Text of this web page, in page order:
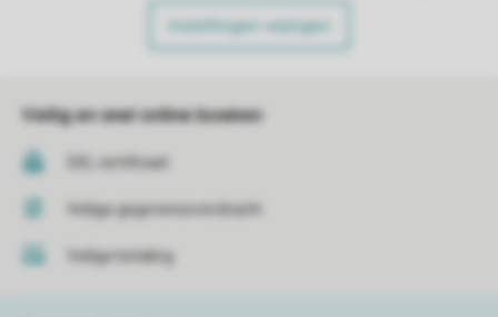
Instellingen wijzigen
Veilig en snel online boeken
SSL certificaat
Veilige gegevensoverdracht
Veilige betaling